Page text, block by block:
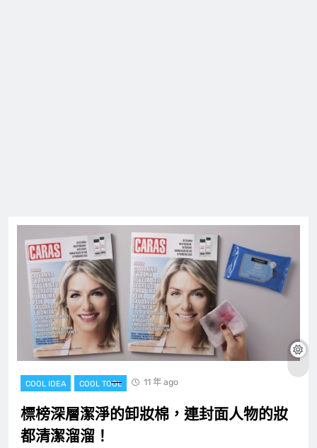
COOL IDEA COOL TOOL 11 年 ago
標榜深層潔淨的卸妝棉，連封面人物的妝
都清潔溜溜！